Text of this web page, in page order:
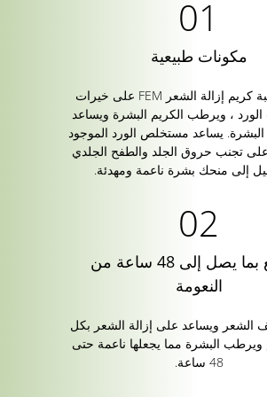
مكونات طبيعية
تحتوي تركيبة كريم إزالة الشعر FEM على خيرات
، ويرطب الكريم البشرة ويساعد
يساعد مستخلص الورد الموجود
تجنب حروق الجلد والطفح الجلدي
إلى منحك بشرة ناعمة ومهدئة.
استمتع بما يصل إلى 48 ساعة من
النعومة
الشعر ويساعد على إزالة الشعر بكل
ويرطب البشرة مما يجعلها ناعمة حتى
48 ساعة.